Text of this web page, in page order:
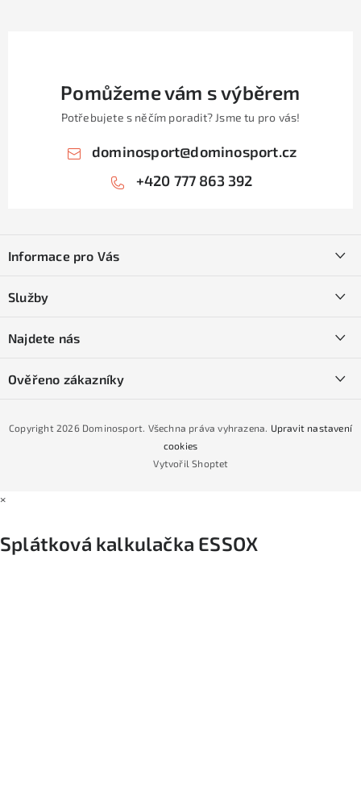
Pomůžeme vám s výběrem
Potřebujete s něčím poradit? Jsme tu pro vás!
dominosport@dominosport.cz
+420 777 863 392
pInformace pro Vás
Obchodní podmínky
Podmínky GDPR
Podmínky nákupu na splátky ESSOX
Služby
Naše prodejna
Najdete nás
Ověřeno zákazníky
Vytvořil Shoptet
Copyright 2026 Dominosport. Všechna práva vyhrazena. Upravit nastavení
cookies
×
Splátková kalkulačka ESSOX